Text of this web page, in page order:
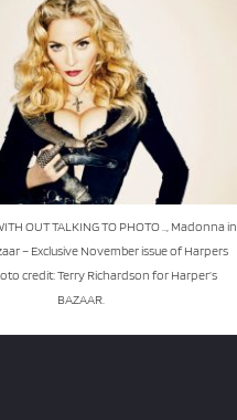
OUT TALKING TO PHOTO .., Madonna in
– Exclusive November issue of Harpers
credit: Terry Richardson for Harper’s
BAZAAR.